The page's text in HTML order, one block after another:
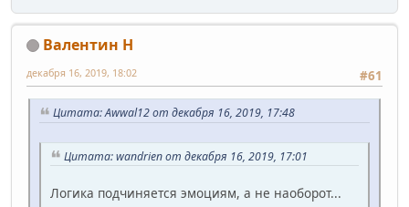
Валентин Н
#61
декабря 16, 2019, 18:02
Цитата: Awwal12 от декабря 16, 2019, 17:48
Цитата: wandrien от декабря 16, 2019, 17:01
Логика подчиняется эмоциям, а не наоборот...